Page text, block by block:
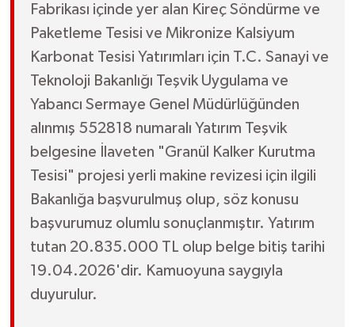
Fabrikası içinde yer alan Kireç Söndürme ve
Paketleme Tesisi ve Mikronize Kalsiyum
Karbonat Tesisi Yatırımları için T.C. Sanayi ve
Teknoloji Bakanlığı Teşvik Uygulama ve
Yabancı Sermaye Genel Müdürlüğünden
alınmış 552818 numaralı Yatırım Teşvik
belgesine İlaveten "Granül Kalker Kurutma
Tesisi" projesi yerli makine revizesi için ilgili
Bakanlığa başvurulmuş olup, söz konusu
başvurumuz olumlu sonuçlanmıştır. Yatırım
tutan 20.835.000 TL olup belge bitiş tarihi
19.04.2026'dir. Kamuoyuna saygıyla
duyurulur.